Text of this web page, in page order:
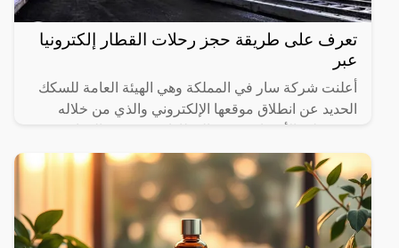
تعرف على طريقة حجز رحلات القطار إلكترونيا
عبر
أعلنت شركة سار في المملكة وهي الهيئة العامة للسكك
الحديد عن انطلاق موقعها الإلكتروني والذي من خلاله
المختلفة لها،